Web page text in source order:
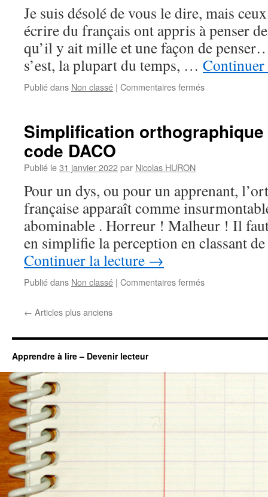
Je suis désolé de vous le dire, mais
écrire du français ont appris à penser
qu’il y ait mille et une façon de
s’est, la plupart du temps, …
Publié dans Non classé | Commentaires ferméssur
pensé
?
Simplification
code DACO
Publié le31 janvier 2022par Nicolas HURON
Pour un dys, ou pour un apprenant,
française apparaît comme
abominable . Horreur ! Malheur ! Il
en simplifie la perception en classant
Continuer la lecture →
Publié dans Non classé | Commentaires ferméssur
le
← Articles plus anciens
Apprendre à lire – Devenir lecteur